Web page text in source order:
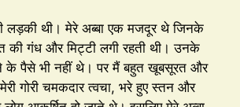
लड़की थी। मेरे अब्बा एक मजदूर थे जिनके
की गंध और मिट्टी लगी रहती थी। उनके
के पैसे भी नहीं थे। पर मैं बहुत खूबसूरत और
गोरी चमकदार त्वचा, भरे हुए स्तन और